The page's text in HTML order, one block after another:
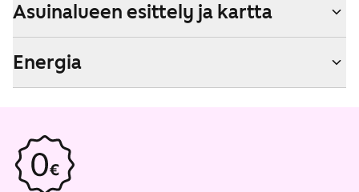
Asuinalueen esittely ja kartta
Energia